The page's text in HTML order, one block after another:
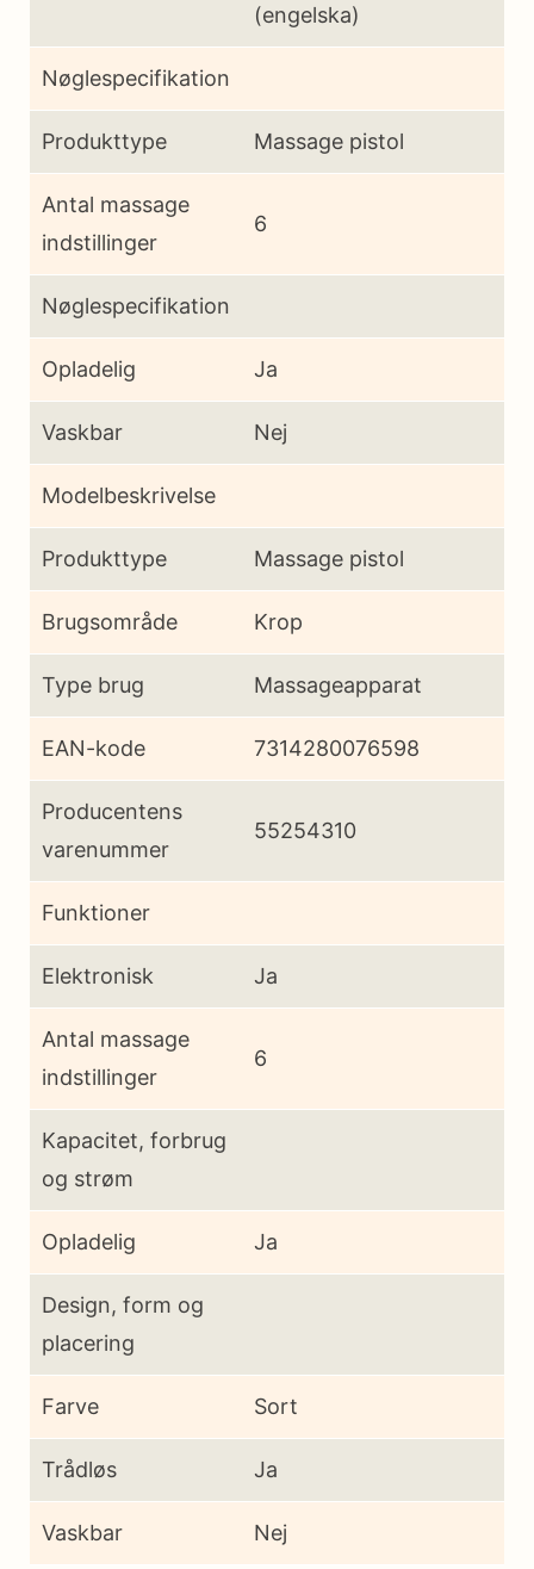
(engelska)
Nøglespecifikation
Produkttype Massage pistol
Antal massage
indstillinger
6
Nøglespecifikation
Opladelig Ja
Vaskbar Nej
Modelbeskrivelse
Produkttype Massage pistol
Brugsområde Krop
Type brug Massageapparat
EAN-kode 7314280076598
Producentens
varenummer
55254310
Funktioner
Elektronisk Ja
Antal massage
indstillinger
6
Kapacitet, forbrug
og strøm
Opladelig Ja
Design, form og
placering
Farve Sort
Trådløs Ja
Vaskbar Nej